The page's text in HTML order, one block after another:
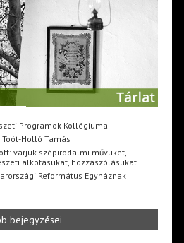
Programok Kollégiuma
Holló Tamás
várjuk szépirodalmi művüket,
alkotásukat, hozzászólásukat.
Református Egyháznak
bejegyzései